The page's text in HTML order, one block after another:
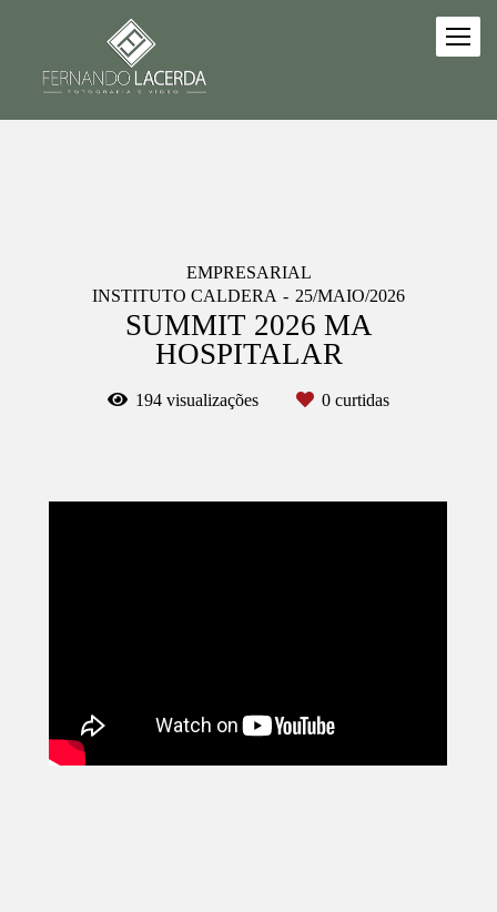
EMPRESARIAL
INSTITUTO CALDERA
25/MAIO/2026
SUMMIT 2026 MA
HOSPITALAR
194 visualizações 0 curtidas